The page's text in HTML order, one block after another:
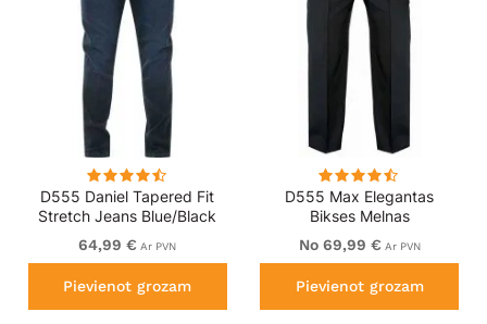
D555 Daniel Tapered Fit
Stretch Jeans Blue/Black
Wash
64,99 € Ar PVN
Pievienot grozam
D555 Max Elegantas
Bikses Melnas
No 69,99 € Ar PVN
Pievienot grozam